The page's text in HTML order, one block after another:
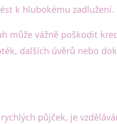
k hlubokému zadlužení.
může vážně poškodit
dalších úvěrů nebo
půjček, je